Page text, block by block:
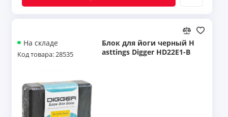
На складе
Код товара: 28535
Блок для йоги черный H
asttings Digger HD22E1-B